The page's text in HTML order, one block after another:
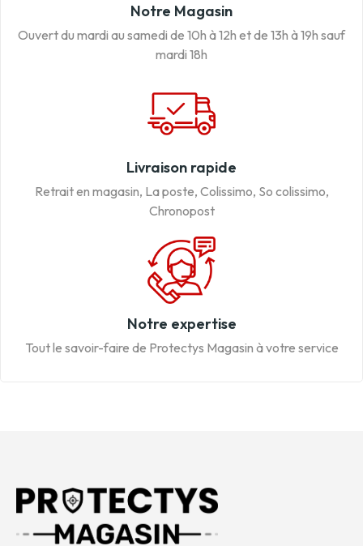
Notre Magasin
Ouvert du mardi au samedi de 10h à 12h et de 13h à 19h sauf
mardi 18h
Livraison rapide
Retrait en magasin, La poste, Colissimo, So colissimo,
Chronopost
Notre expertise
Tout le savoir-faire de Protectys Magasin à votre service